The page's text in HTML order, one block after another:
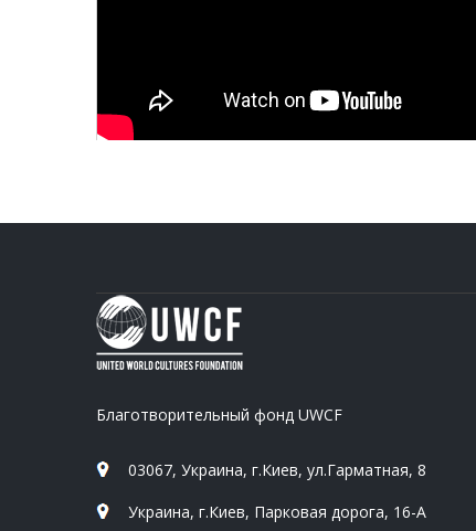
Благотворительный фонд UWCF
03067, Украина, г.Киев, ул.Гарматная, 8
Украина, г.Киев, Парковая дорога, 16-А